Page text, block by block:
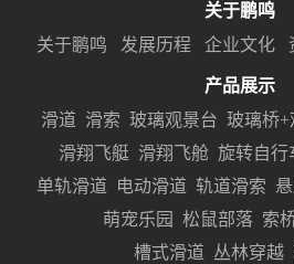
关于鹏鸣
关于鹏鸣
发展历程 企业文化
产品展示
滑道 滑索 玻璃观景台 玻璃桥+
滑翔飞艇 滑翔飞舱 旋转自行
单轨滑道
电动滑道 轨道滑索
萌宠乐园
松鼠部落 索
槽式滑道 丛林穿越